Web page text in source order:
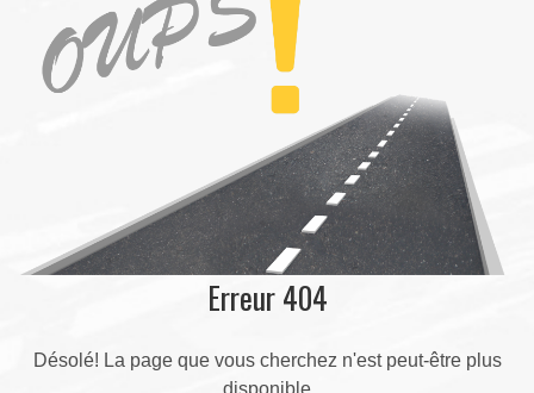
Erreur 404
Désolé! La page que vous cherchez n'est peut-être plus
disponible